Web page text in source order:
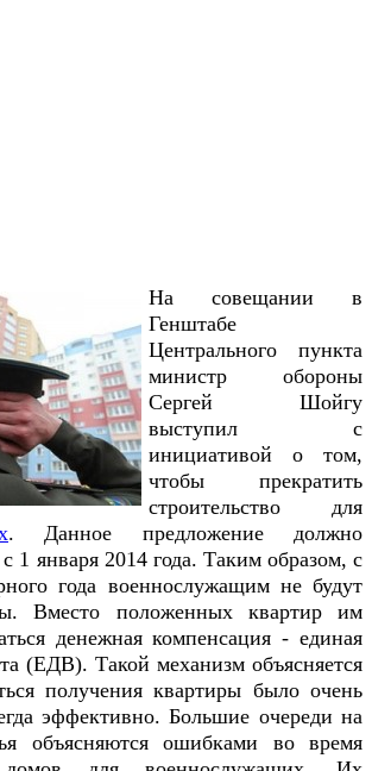
На совещании в
Генштабе
Центрального пункта
министр обороны
Сергей Шойгу
выступил с
инициативой о том,
чтобы прекратить
строительство для
. Данное предложение должно
1 января 2014 года. Таким образом, с
года военнослужащим не будут
Вместо положенных квартир им
денежная компенсация - единая
(ЕДВ). Такой механизм объясняется
получения квартиры было очень
эффективно. Большие очереди на
объясняются ошибками во время